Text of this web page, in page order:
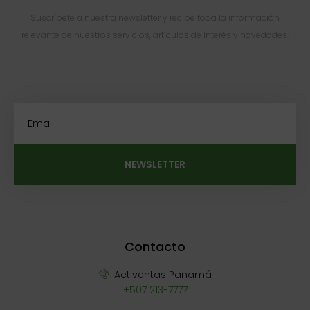
Suscríbete a nuestra newsletter y recibe toda la información
relevante de nuestros servicios, artículos de interés y novedades.
NEWSLETTER
Contacto
Activentas Panamá
+507 213-7777